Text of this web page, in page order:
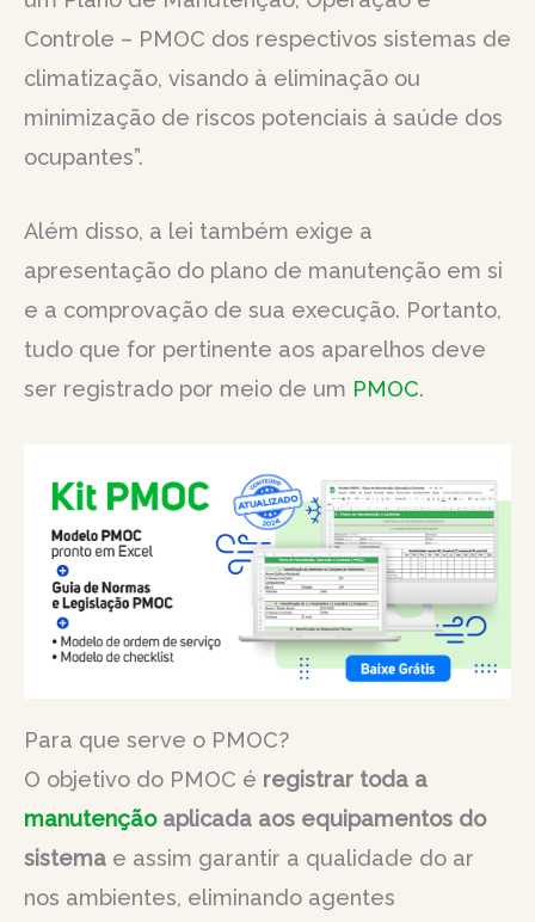
Controle – PMOC dos respectivos sistemas de
climatização, visando à eliminação ou
minimização de riscos potenciais à saúde dos
ocupantes”.
Além disso, a lei também exige a
apresentação do plano de manutenção em si
e a comprovação de sua execução. Portanto,
tudo que for pertinente aos aparelhos deve
ser registrado por meio de um PMOC.
Para que serve o PMOC?
O objetivo do PMOC é registrar toda a
manutençãoaplicada aos equipamentos do
sistema e assim garantir a qualidade do ar
nos ambientes, eliminando agentes